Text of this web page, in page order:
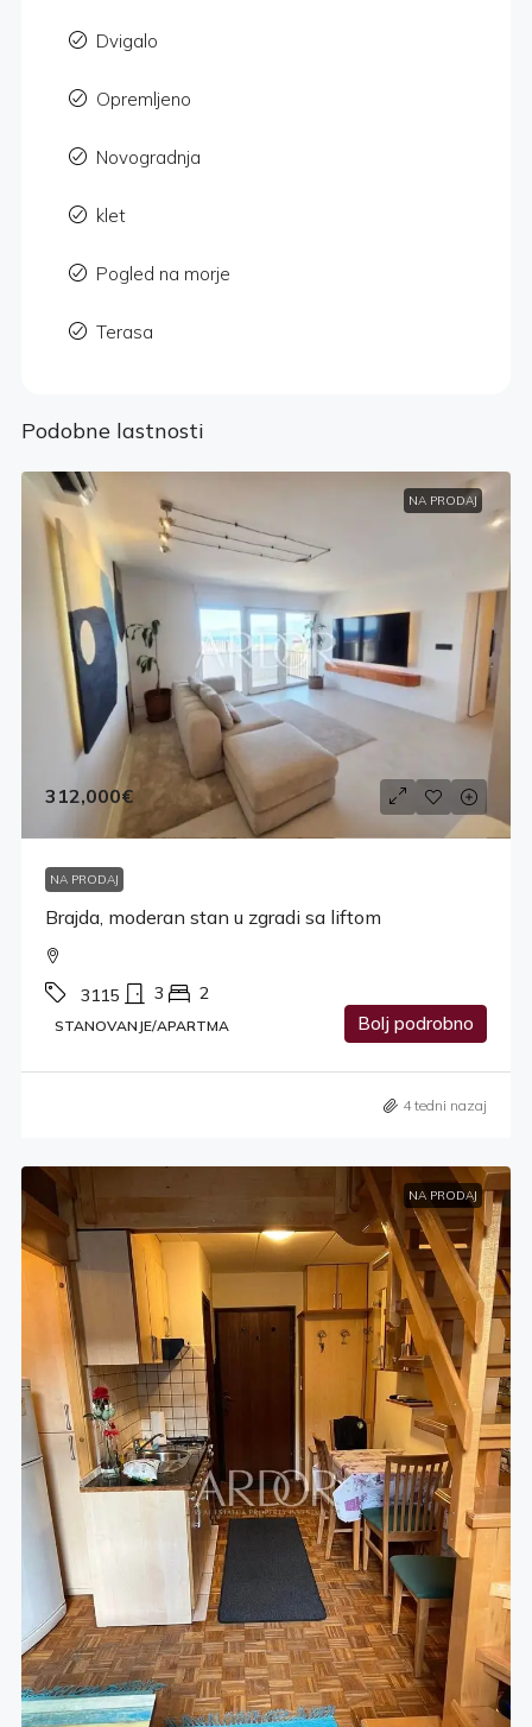
Dvigalo
Opremljeno
Novogradnja
klet
Pogled na morje
Terasa
Podobne lastnosti
NA PRODAJ
312,000€
NA PRODAJ
Brajda, moderan stan u zgradi sa liftom
3115 3 2
STANOVANJE/APARTMA Bolj podrobno
4 tedni nazaj
NA PRODAJ